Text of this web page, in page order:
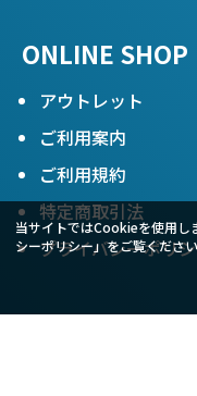
ONLINE SHOP
アウトレット
ご利用案内
ご利用規約
特定商取引法
プライバシーポリ
COMPANY
当サイトではCookieを使用
シーポリシー」をご覧くださ